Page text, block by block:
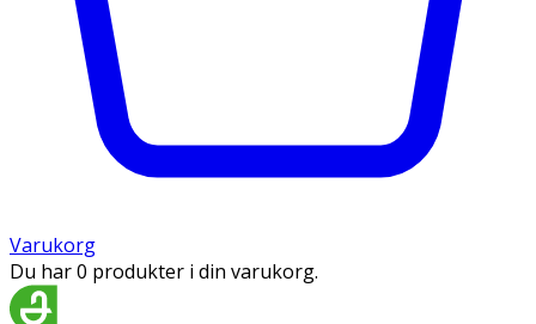
Varukorg
Du har 0 produkter i din varukorg.